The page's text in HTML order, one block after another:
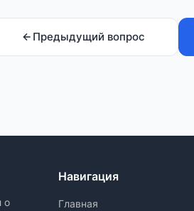
Предыдущий вопрос
о
Навигация
Главная